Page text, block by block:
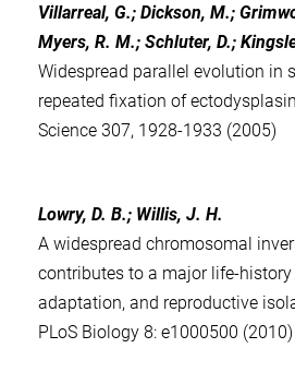
Villarreal, G.; Dickson, M.;
Myers, R. M.; Schluter, D.;
Widespread parallel evolution in
repeated fixation of
Science 307, 1928-1933 (2005)
Lowry, D. B.; Willis, J. H.
A widespread chromosomal
contributes to a major life-history
adaptation, and reproductive
PLoS Biology 8: e1000500 (2010)